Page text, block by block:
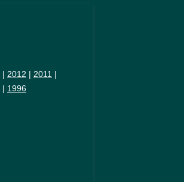
| 2012 | 2011 |
| 1996